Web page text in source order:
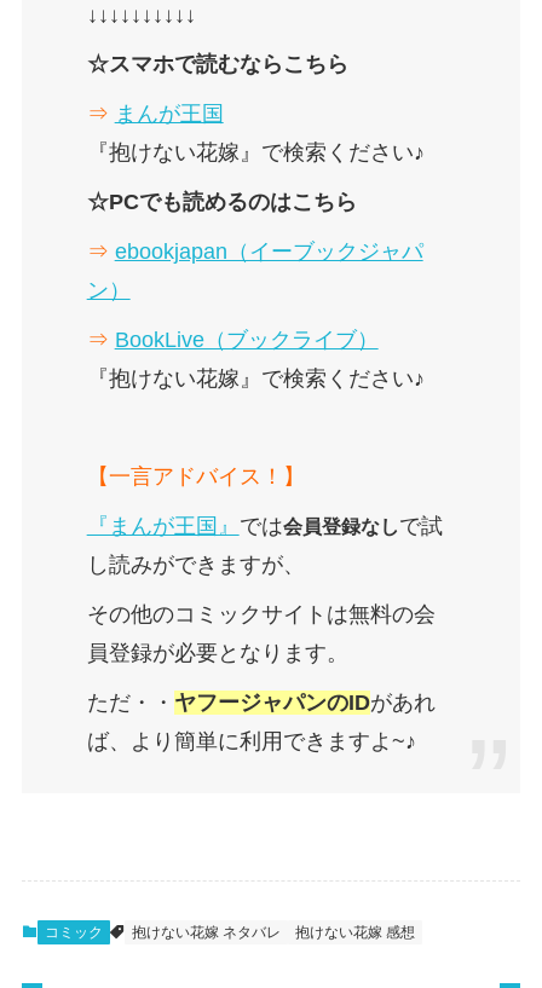
↓↓↓↓↓↓↓↓↓↓
☆スマホで読むならこちら
⇒ まんが王国
『抱けない花嫁』で検索ください♪
☆PCでも読めるのはこちら
⇒ ebookjapan（イーブックジャパ
ン）
⇒ BookLive（ブックライブ）
『抱けない花嫁』で検索ください♪
【一言アドバイス！】
『まんが王国』 では会員登録なしで試
し読みができますが、
その他のコミックサイトは無料の会
員登録が必要となります。
ただ・・ ヤフージャパンのIDがあれ
ば、より簡単に利用できますよ~♪
コミック 抱けない花嫁 ネタバレ 抱けない花嫁 感想